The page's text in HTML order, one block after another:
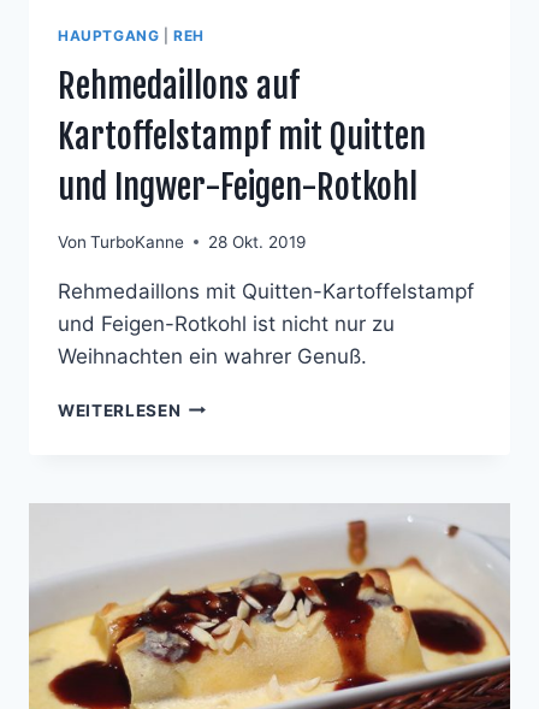
HAUPTGANG |REH
Rehmedaillons auf
Kartoffelstampf mit Quitten
und Ingwer-Feigen-Rotkohl
Von TurboKanne 28 Okt. 2019
Rehmedaillons mit Quitten-Kartoffelstampf
und Feigen-Rotkohl ist nicht nur zu
Weihnachten ein wahrer Genuß.
WEITERLESEN REHMEDAILLONS
QUITTEN
INGWER-
FEIGEN-
ROTKOHL